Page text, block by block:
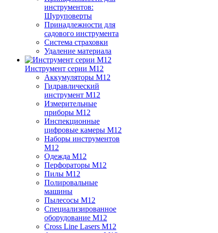
инструментов:
Шуруповерты
Принадлежности для
садового инструмента
Система страховки
Удаление материала
Инструмент серии M12
Аккумуляторы M12
Гидравлический
инструмент M12
Измерительные
приборы M12
Инспекционные
цифровые камеры M12
Наборы инструментов
M12
Одежда M12
Перфораторы M12
Пилы M12
Полировальные
машины
Пылесосы M12
Специализированное
оборудование M12
Cross Line Lasers M12